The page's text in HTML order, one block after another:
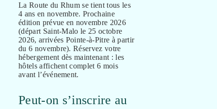
La Route du Rhum se tient tous les
4 ans en novembre. Prochaine
édition prévue en novembre 2026
(départ Saint-Malo le 25 octobre
2026, arrivées Pointe-à-Pitre à partir
du 6 novembre). Réservez votre
hébergement dès maintenant : les
hôtels affichent complet 6 mois
avant l’événement.
Peut-on s’inscrire au